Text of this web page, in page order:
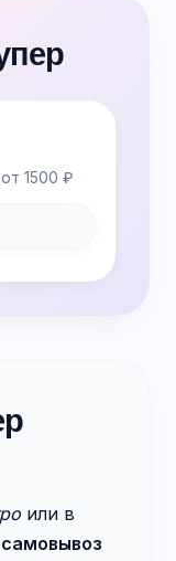
1500 ₽
или в
самовывоз